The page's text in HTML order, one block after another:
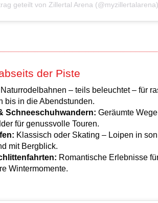
geteilt von Zillertal Arena (@myzillertalarena)
der Piste
Naturrodelbahnen – teils beleuchtet – für
bis in die Abendstunden.
Schneeschuhwandern: Geräumte
für genussvolle Touren.
Klassisch oder Skating – Loipen in
mit Bergblick.
Romantische Erlebnisse
Wintermomente.